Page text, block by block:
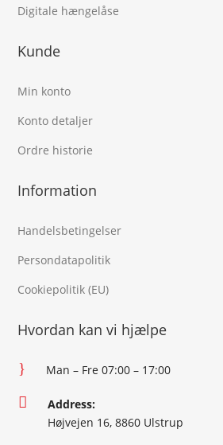
Digitale hængelåse
Kunde
Min konto
Konto detaljer
Ordre historie
Information
Handelsbetingelser
Persondatapolitik
Cookiepolitik (EU)
Hvordan kan vi hjælpe
} Man – Fre 07:00 – 17:00

Address:
Højvejen 16, 8860 Ulstrup